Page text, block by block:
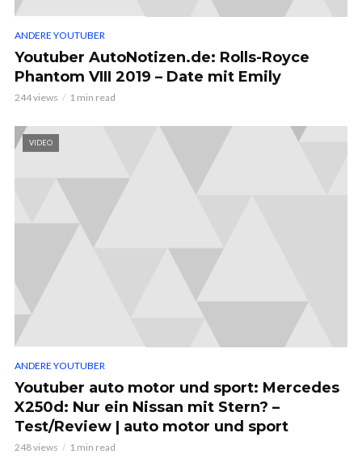
ANDERE YOUTUBER
Youtuber AutoNotizen.de: Rolls-Royce
Phantom VIII 2019 – Date mit Emily
244 views 1 min read
VIDEO
ANDERE YOUTUBER
Youtuber auto motor und sport: Mercedes
X250d: Nur ein Nissan mit Stern? –
Test/Review | auto motor und sport
248 views 1 min read